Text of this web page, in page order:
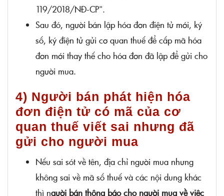
119/2018/NĐ-CP".
Sau đó, người bán lập hóa đơn điện tử mới, ký
số, ký điện tử gửi cơ quan thuế để cấp mã hóa
đơn mới thay thế cho hóa đơn đã lập để gửi cho
người mua.
4) Người bán phát hiện hóa
đơn điện tử có mã của cơ
quan thuế viết sai nhưng đã
gửi cho người mua
Nếu sai sót về tên, địa chỉ người mua nhưng
không sai về mã số thuế và các nội dung khác
thì người bán thông báo cho người mua về việc